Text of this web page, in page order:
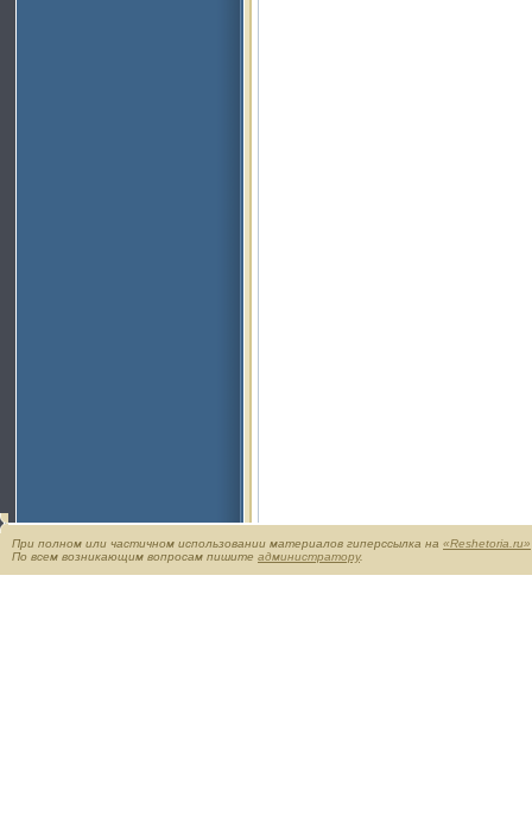
При полном или частичном использовании материалов гиперссылка на «Reshetoria.ru»
По всем возникающим вопросам пишите администратору.